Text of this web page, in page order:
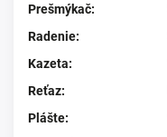
Prešmýkač:
Radenie:
Kazeta:
Reťaz:
Plášte: